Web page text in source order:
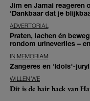
Jim en Jamai reageren
'Dankbaar dat je
ADVERTORIAL
Praten, lachen én
rondom urineverlies –
IN MEMORIAM
Zangeres en 'Idols'-
WILLEN WE
Dít is de hair hack van